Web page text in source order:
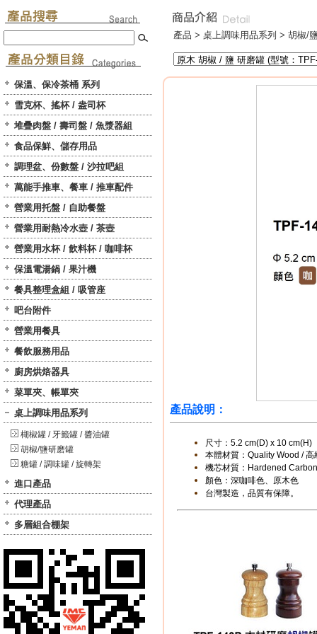
保溫、保冷茶桶 系列
雪克杯、搖杯 / 盎司杯
堆疊肉盤 / 壽司盤 / 魚漿器組
食品保鮮、儲存用品
調理盆、份數盤 / 沙拉吧組
萬能手推車、餐車 / 推車配件
營業用托盤 / 自助餐盤
營業用耐熱冷水壺 / 茶壺
營業用水杯 / 飲料杯 / 咖啡杯
保溫電湯鍋 / 果汁機
餐具整理盒組 / 吸管座
吧台附件
營業用餐具
餐飲服務用品
廚房烘焙器具
菜單夾、帳單夾
桌上調味用品系列
楜椒罐 / 牙籤罐 / 醬油罐
胡椒/鹽研磨罐
糖罐 / 調味罐 / 旋轉架
進口產品
代理產品
多層組合棚架
產品 > 桌上調味用品系列 > 胡椒/
產品說明：
尺寸： 5.2 cm(D) x 10 cm(H)
本體材質：Quality Wood / 高
機芯材質：Hardened
顏色：深咖啡色、原木色
台灣製造，品質有保障。